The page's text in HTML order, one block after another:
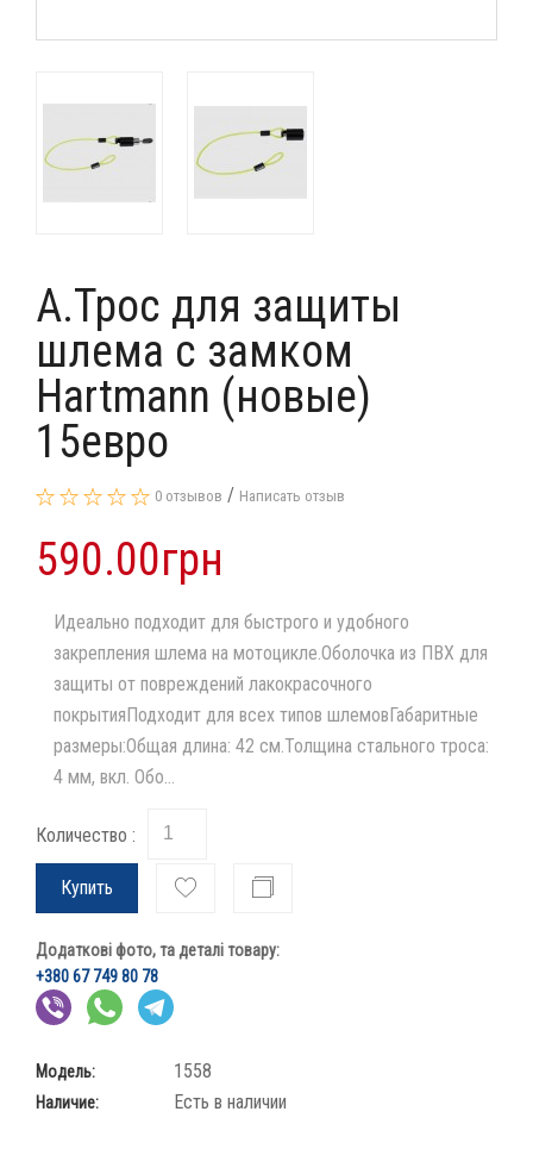
А.Трос для защиты
шлема с замком
Hartmann (новые)
15евро
0 отзывов / Написать отзыв
590.00грн
Идеально подходит для быстрого и удобного
закрепления шлема на мотоцикле.Оболочка из ПВХ для
защиты от повреждений лакокрасочного
покрытияПодходит для всех типов шлемовГабаритные
размеры:Общая длина: 42 см.Толщина стального троса:
4 мм, вкл. Обо...
Количество :
Купить
Додаткові фото, та деталі товару:
+380 67 749 80 78
Модель: 1558
Наличие: Есть в наличии